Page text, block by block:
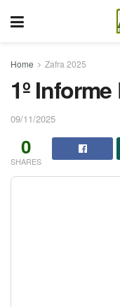
Home Zafra 2025
1º
09/11/2025
0
SHARES